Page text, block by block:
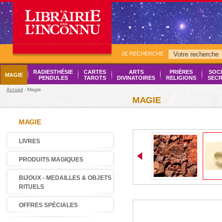
JE RECHERCHE
MAGIE
RADIESTHÉSIE
PENDULES
CARTES
TAROTS
ARTS
DIVINATOIRES
PRIÈRES
RELIGIONS
Accueil - Magie
MAGIE
MAGIE
LIVRES
PRODUITS MAGIQUES
BIJOUX - MEDAILLES & OBJETS
RITUELS
OFFRES SPÉCIALES